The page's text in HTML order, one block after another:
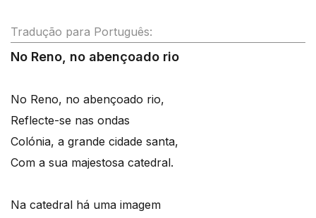
Tradução para Português:
No Reno, no abençoado rio
No Reno, no abençoado rio,
Reflecte-se nas ondas
Colónia, a grande cidade santa,
Com a sua majestosa catedral.
Na catedral há uma imagem